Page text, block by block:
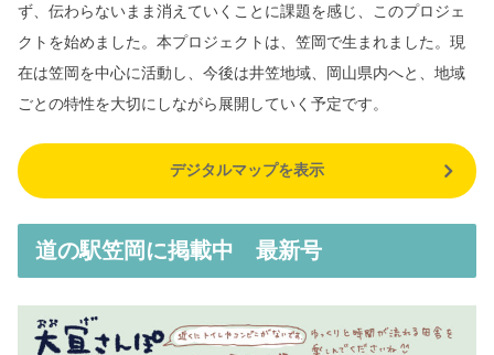
ず、伝わらないまま消えていくことに課題を感じ、このプロジェ
クトを始めました。 本プロジェクトは、笠岡で生まれました。 現
在は笠岡を中心に活動し、今後は井笠地域、岡山県内へと、地域
ごとの特性を大切にしながら展開していく予定です。
デジタルマップを表示
道の駅笠岡に掲載中 最新号